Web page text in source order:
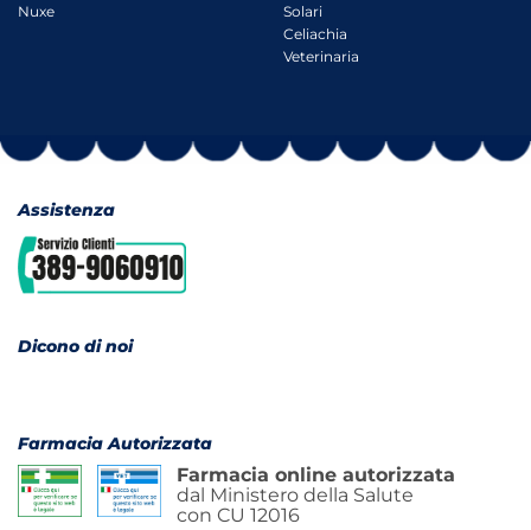
Nuxe
Solari
Celiachia
Veterinaria
Assistenza
Dicono di noi
Farmacia Autorizzata
Farmacia online autorizzata
dal Ministero della Salute
con CU 12016